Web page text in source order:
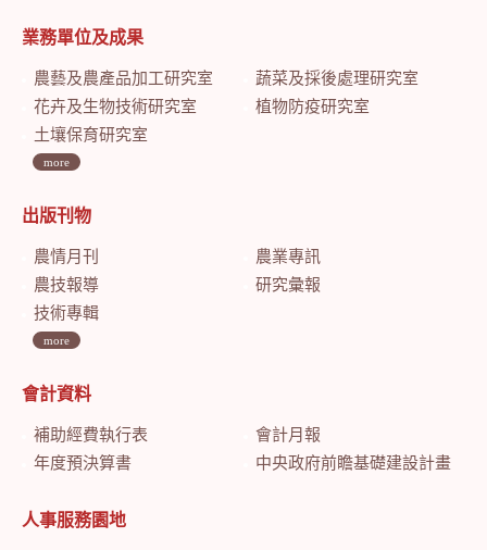
業務單位及成果
農藝及農產品加工研究室
蔬菜及採後處理研究室
花卉及生物技術研究室
植物防疫研究室
土壤保育研究室
more
出版刊物
農情月刊
農業專訊
農技報導
研究彙報
技術專輯
more
會計資料
補助經費執行表
會計月報
年度預決算書
中央政府前瞻基礎建設計畫特別預算會計月報
人事服務園地